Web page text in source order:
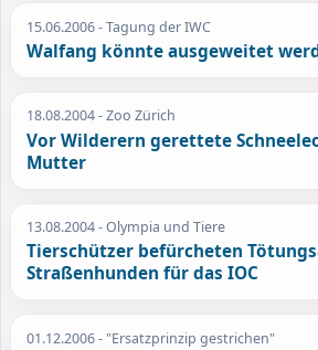
15.06.2006- Tagung der IWC
Walfang könnte ausgeweitet
18.08.2004- Zoo Zürich
Vor Wilderern gerettete
Mutter
13.08.2004- Olympia und Tiere
Tierschützer befürcheten
Straßenhunden für das IOC
01.12.2006- "Ersatzprinzip gestrichen"